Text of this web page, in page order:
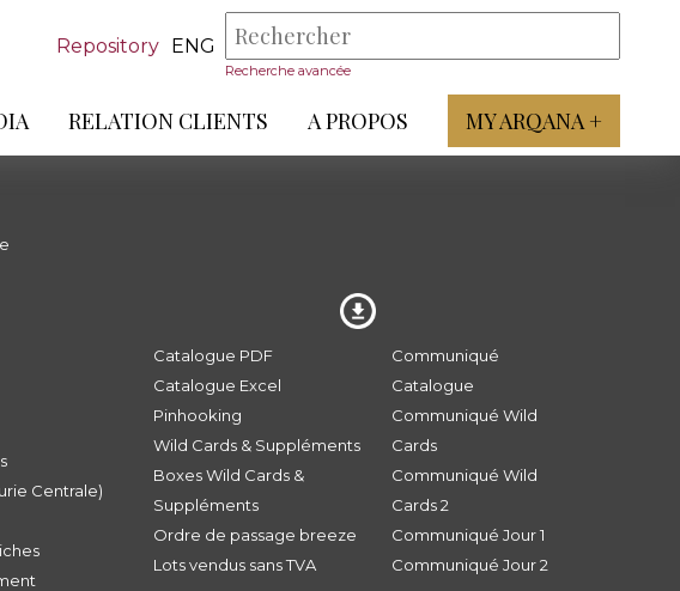
Repository ENG
Recherche avancée
RELATION CLIENTS A PROPOS MY ARQANA +
Centrale)
Catalogue PDF
Catalogue Excel
Pinhooking
Wild Cards & Suppléments
Boxes Wild Cards &
Suppléments
Ordre de passage breeze
Lots vendus sans TVA
Communiqué
Catalogue
Communiqué Wild
Cards
Communiqué Wild
Cards 2
Communiqué Jour 1
Communiqué Jour 2